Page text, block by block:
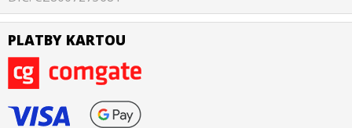
PLATBY KARTOU